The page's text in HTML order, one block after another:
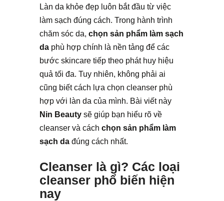
Làn da khỏe đẹp luôn bắt đầu từ việc
làm sạch đúng cách. Trong hành trình
chăm sóc da, chọn sản phẩm làm sạch
da phù hợp chính là nền tảng để các
bước skincare tiếp theo phát huy hiệu
quả tối đa. Tuy nhiên, không phải ai
cũng biết cách lựa chọn cleanser phù
hợp với làn da của mình. Bài viết này
Nin Beauty sẽ giúp bạn hiểu rõ về
cleanser và cách chọn sản phẩm làm
sạch da đúng cách nhất.
Cleanser là gì? Các loại
cleanser phổ biến hiện
nay